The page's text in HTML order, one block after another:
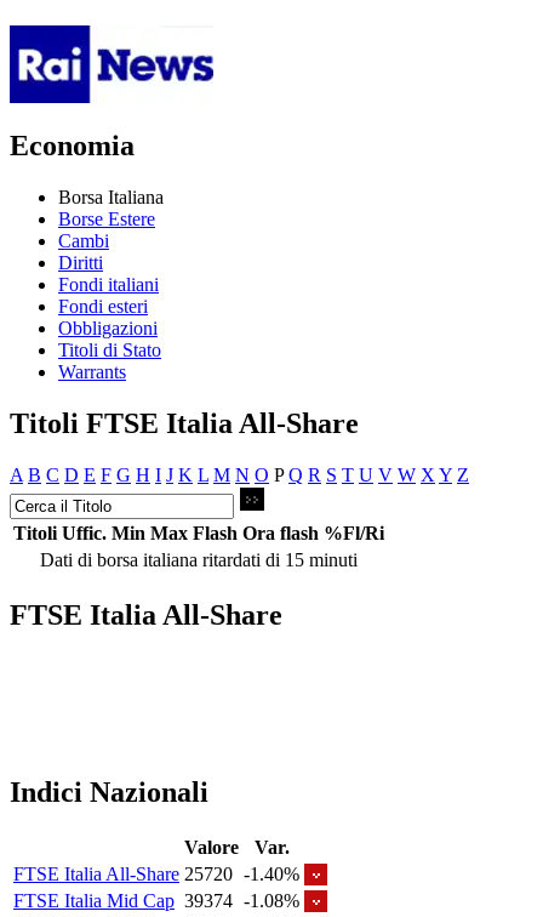
Economia
Borsa Italiana
Borse Estere
Cambi
Diritti
Fondi italiani
Fondi esteri
Obbligazioni
Titoli di Stato
Warrants
Titoli FTSE Italia All-Share
A B C D E F G H I J K L M N O PQ R S T U V W X Y Z
Titoli Uffic. Min Max Flash Ora flash %Fl/Ri
Dati di borsa italiana ritardati di 15 minuti
FTSE Italia All-Share
Indici Nazionali
Valore
Var.
FTSE Italia All-Share 25720 -1.40%
FTSE Italia Mid Cap 39374 -1.08%